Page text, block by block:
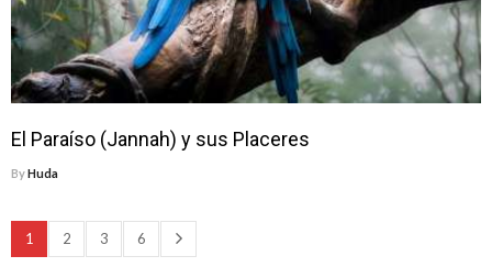
El Paraíso (Jannah) y sus Placeres
ByHuda
1 2 3 6